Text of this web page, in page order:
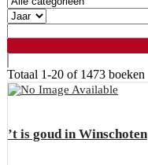
Totaal 1-20 of 1473 boeken
’t is goud in Winschoten